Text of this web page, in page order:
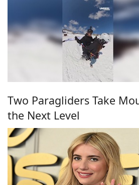
Two Paragliders Take
the Next Level